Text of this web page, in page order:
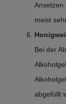
Ansetzen
meist
Bei der
abgefüllt